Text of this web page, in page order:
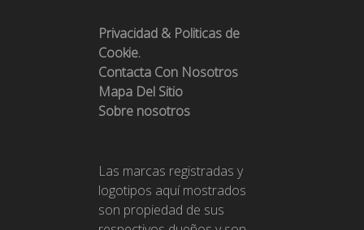
Privacidad & Politicas de
Cookie.
Contacta Con Nosotros
Mapa Del Sitio
Sobre nosotros
Las marcas registradas y
logotipos aquí mostrados
son propiedad de sus